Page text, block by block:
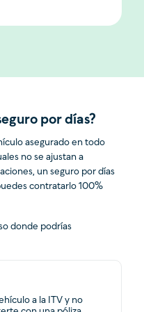
por días?
asegurado en todo
no se ajustan a
un seguro por días
contratarlo 100%
donde podrías
a la ITV y no